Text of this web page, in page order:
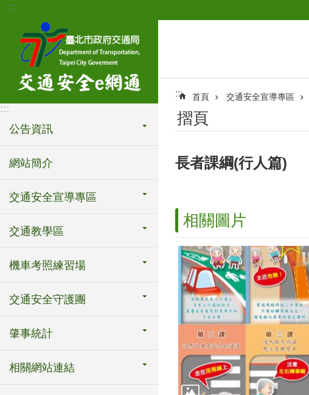
跳到主要內容區塊
:::
:::
公告資訊
網站簡介
交通安全宣導專區
交通教學區
機車考照練習場
交通安全守護團
肇事統計
相關網站連結
::: 首頁 交通安全宣導專區
摺頁
長者課綱(行人篇)
相關圖片